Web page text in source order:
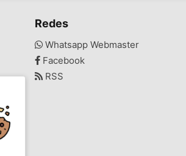
Redes
Whatsapp Webmaster
Facebook
RSS